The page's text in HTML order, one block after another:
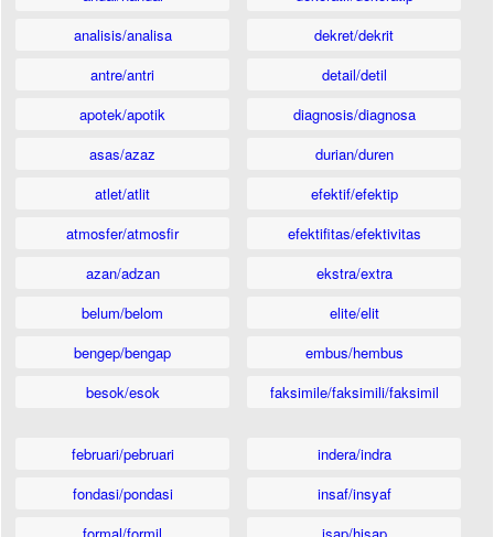
analisis/analisa
antre/antri
apotek/apotik
asas/azaz
atlet/atlit
atmosfer/atmosfir
azan/adzan
belum/belom
bengep/bengap
besok/esok
dekret/dekrit
detail/detil
diagnosis/diagnosa
durian/duren
efektif/efektip
efektifitas/efektivitas
ekstra/extra
elite/elit
embus/hembus
faksimile/faksimili/faksimil
februari/pebruari
fondasi/pondasi
indera/indra
insaf/insyaf